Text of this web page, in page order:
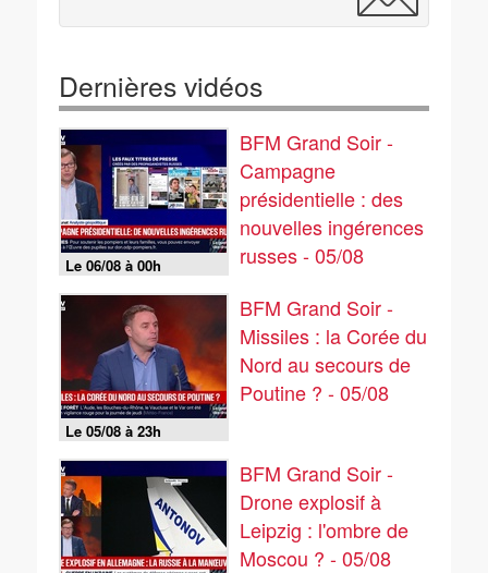
Dernières vidéos
Le 06/08 à 00h
BFM Grand Soir -
Campagne
présidentielle : des
nouvelles ingérences
russes - 05/08
Le 05/08 à 23h
BFM Grand Soir -
Missiles : la Corée du
Nord au secours de
Poutine ? - 05/08
BFM Grand Soir -
Drone explosif à
Leipzig : l'ombre de
Moscou ? - 05/08